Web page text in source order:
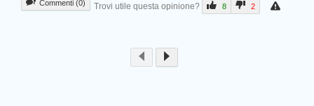
Commenti (0) Trovi utile questa opinione? 8 2